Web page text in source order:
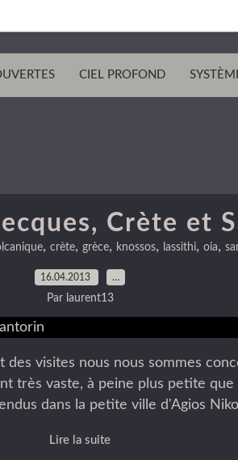
CIEL PROFOND
Crète et
, crète, grèce, knossos, lassithi, oia,
16.04.2013 …
Par laurent13
des visites nous nous sommes
très vaste, à peine plus petite que
dans la petite ville d'Agios
Lire la suite